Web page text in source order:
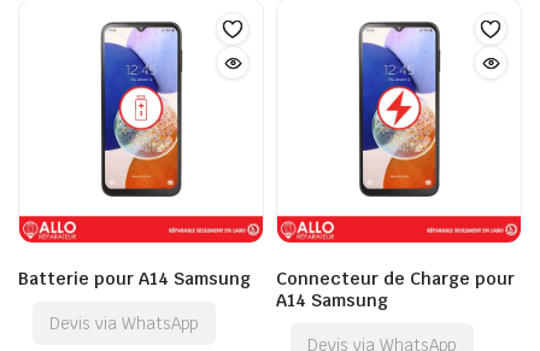
Batterie pour A14 Samsung
Devis via WhatsApp
Connecteur de Charge pour
A14 Samsung
Devis via WhatsApp